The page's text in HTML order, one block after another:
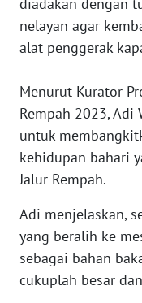
diadakan dengan
nelayan agar
alat penggerak
Menurut Kurator
Rempah 2023, Adi
untuk
kehidupan bahari
Jalur Rempah.
Adi menjelaskan,
yang beralih ke
sebagai bahan
cukuplah besar
BARAT
WN
WN
SERAMBI
WN
WN
SULTRA